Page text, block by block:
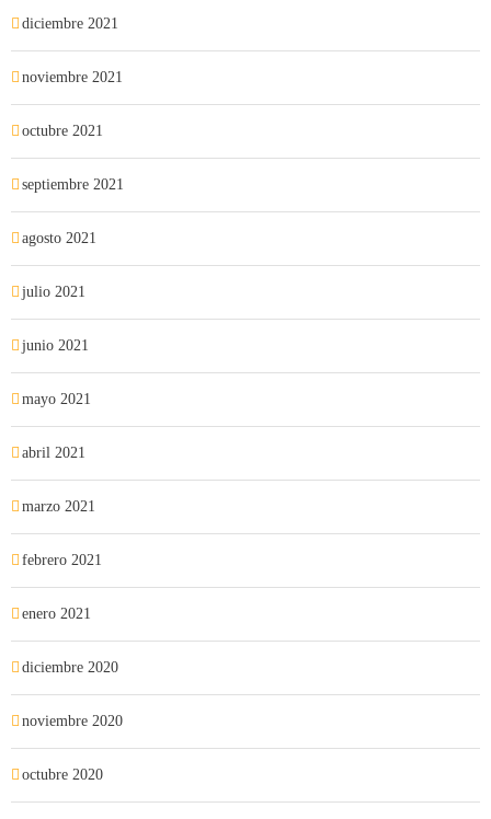
diciembre 2021
noviembre 2021
octubre 2021
septiembre 2021
agosto 2021
julio 2021
junio 2021
mayo 2021
abril 2021
marzo 2021
febrero 2021
enero 2021
diciembre 2020
noviembre 2020
octubre 2020